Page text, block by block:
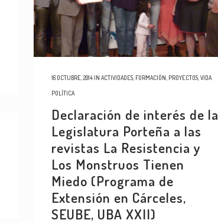
16 OCTUBRE, 2014 IN ACTIVIDADES FORMACIÓN PROYECTOS VIDA
POLÍTICA
Declaración de interés de la
Legislatura Porteña a las
revistas La Resistencia y
Los Monstruos Tienen
Miedo (Programa de
Extensión en Cárceles,
SEUBE, UBA XXII)